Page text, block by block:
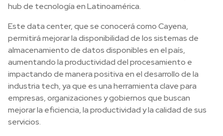
hub de tecnología en Latinoamérica.
Este data center, que se conocerá como Cayena,
permitirá mejorar la disponibilidad de los sistemas de
almacenamiento de datos disponibles en el país,
aumentando la productividad del procesamiento e
impactando de manera positiva en el desarrollo de la
industria tech, ya que es una herramienta clave para
empresas, organizaciones y gobiernos que buscan
mejorar la eficiencia, la productividad y la calidad de sus
servicios.